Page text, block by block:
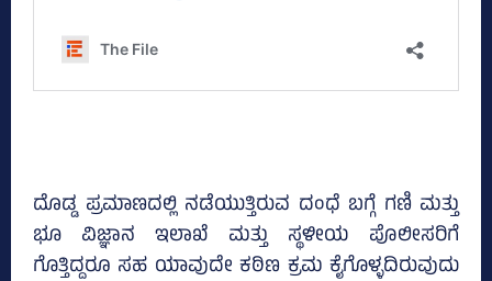
ದೊಡ್ಡ ಪ್ರಮಾಣದಲ್ಲಿ ನಡೆಯುತ್ತಿರುವ ದಂಧೆ ಬಗ್ಗೆ ಗಣಿ ಮತ್ತು
ಭೂ ವಿಜ್ಞಾನ ಇಲಾಖೆ ಮತ್ತು ಸ್ಥಳೀಯ ಪೊಲೀಸರಿಗೆ
ಗೊತ್ತಿದ್ದರೂ ಸಹ ಯಾವುದೇ ಕಠಿಣ ಕ್ರಮ ಕೈಗೊಳ್ಳದಿರುವುದು